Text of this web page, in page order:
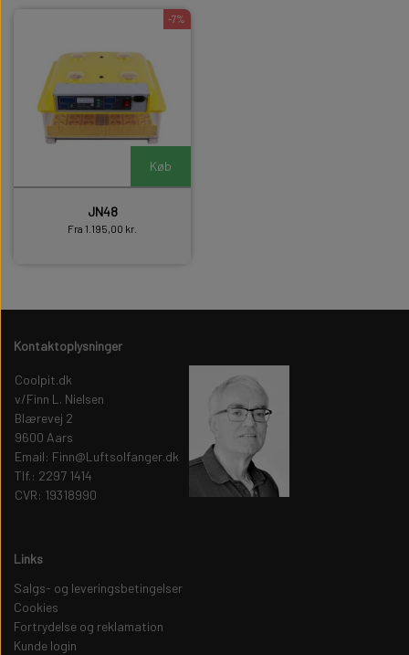
-7%
Køb
JN48
Fra 1.195,00 kr.
Kontaktoplysninger
Coolpit.dk
v/Finn L. Nielsen
Blærevej 2
9600 Aars
Email: Finn@Luftsolfanger.dk
Tlf.: 2297 1414
CVR: 19318990
Links
Salgs- og leveringsbetingelser
Cookies
Fortrydelse og reklamation
Kunde login